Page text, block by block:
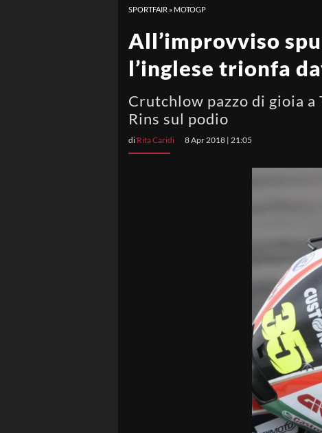
SPORTFAIR » MOTOGP
All’improvviso
l’inglese trionfa
Crutchlow pazzo di gioia
Rins sul podio
di Rita Caridi 8 Apr 2018 | 21:05